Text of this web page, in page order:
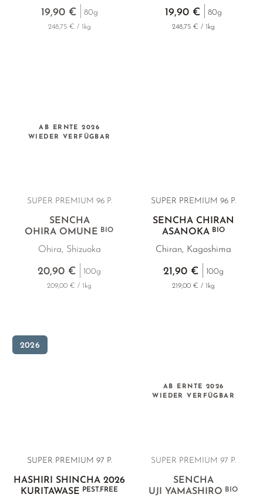
19,90 € 80g
248,75 € / 1kg
19,90 € 80g
248,75 € / 1kg
AB ERNTE 2026
WIEDER VERFÜGBAR
SUPER PREMIUM 96 P.
SENCHA
OHIRA OMUNEBIO
Ohira, Shizuoka
20,90 € 100g
209,00 € / 1kg
SUPER PREMIUM 96 P.
SENCHA CHIRAN
ASANOKA BIO
Chiran, Kagoshima
21,90 € 100g
219,00 € / 1kg
2026
SUPER PREMIUM 97 P.
HASHIRI SHINCHA 2026
KURITAWASE PEST.FREE
AB ERNTE 2026
WIEDER VERFÜGBAR
SUPER PREMIUM 97 P.
SENCHA
UJI YAMASHIROBIO